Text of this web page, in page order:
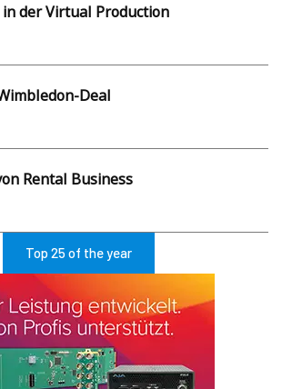
der Virtual Production
Deal
Rental Business
Top 25 of the year